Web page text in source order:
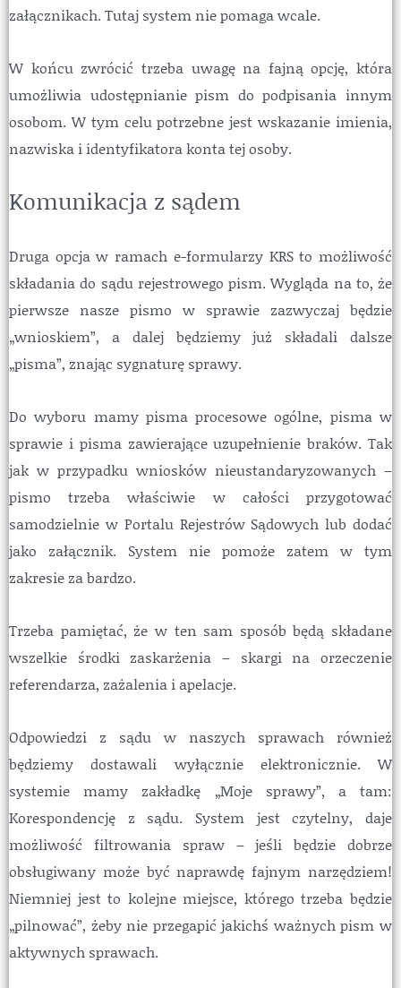
załącznikach. Tutaj system nie pomaga wcale.
W końcu zwrócić trzeba uwagę na fajną opcję, która
umożliwia udostępnianie pism do podpisania innym
osobom. W tym celu potrzebne jest wskazanie imienia,
nazwiska i identyfikatora konta tej osoby.
Komunikacja z sądem
Druga opcja w ramach e-formularzy KRS to możliwość
składania do sądu rejestrowego pism. Wygląda na to, że
pierwsze nasze pismo w sprawie zazwyczaj będzie
„wnioskiem”, a dalej będziemy już składali dalsze
„pisma”, znając sygnaturę sprawy.
Do wyboru mamy pisma procesowe ogólne, pisma w
sprawie i pisma zawierające uzupełnienie braków. Tak
jak w przypadku wniosków nieustandaryzowanych –
pismo trzeba właściwie w całości przygotować
samodzielnie w Portalu Rejestrów Sądowych lub dodać
jako załącznik. System nie pomoże zatem w tym
zakresie za bardzo.
Trzeba pamiętać, że w ten sam sposób będą składane
wszelkie środki zaskarżenia – skargi na orzeczenie
referendarza, zażalenia i apelacje.
Odpowiedzi z sądu w naszych sprawach również
będziemy dostawali wyłącznie elektronicznie. W
systemie mamy zakładkę „Moje sprawy”, a tam:
Korespondencję z sądu. System jest czytelny, daje
możliwość filtrowania spraw – jeśli będzie dobrze
obsługiwany może być naprawdę fajnym narzędziem!
Niemniej jest to kolejne miejsce, którego trzeba będzie
„pilnować”, żeby nie przegapić jakichś ważnych pism w
aktywnych sprawach.